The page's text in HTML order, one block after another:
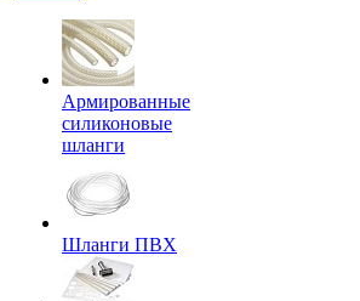
Армированные
силиконовые
шланги
Шланги ПВХ